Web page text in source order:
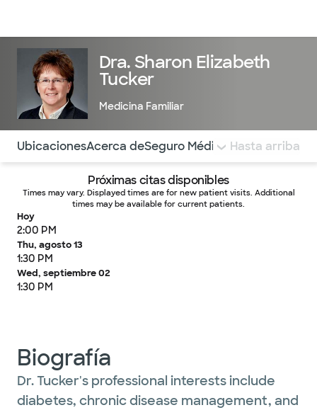
Dra. Sharon Elizabeth
Tucker
Medicina Familiar
Utilice esta navegación para saltar rápidamente a
UbicacionesAcerca deSeguro Médico COMENTARIOS
Hasta arriba
Próximas citas disponibles
Times may vary. Displayed times are for new patient visits. Additional
times may be available for current patients.
Hoy
2:00 PM
Thu, agosto 13
1:30 PM
Wed, septiembre 02
1:30 PM
Biografía
Dr. Tucker's professional interests include
diabetes, chronic disease management, and